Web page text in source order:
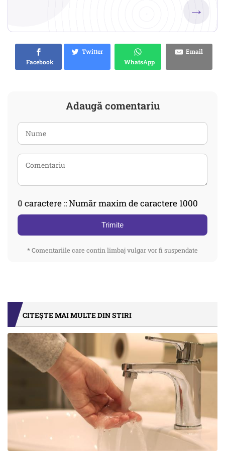
→
Facebook
Twitter
WhatsApp
Email
Adaugă comentariu
0 caractere :: Număr maxim de caractere 1000
Trimite
* Comentariile care contin limbaj vulgar vor fi suspendate
CITEȘTE MAI MULTE DIN STIRI